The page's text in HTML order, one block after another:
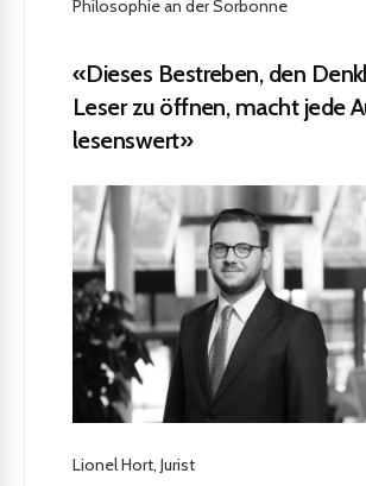
Philosophie an der Sorbonne
«Dieses Bestreben, den
Leser zu öffnen, macht jede
lesenswert»
Lionel Hort, Jurist